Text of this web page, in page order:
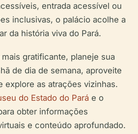
entrada acessível ou
inclusivas, o palácio acolhe a
da história viva do Pará.
gratificante, planeje sua
de dia de semana, aproveite
explore as atrações vizinhas.
do Estado do Pará e o
obter informações
e conteúdo aprofundado.